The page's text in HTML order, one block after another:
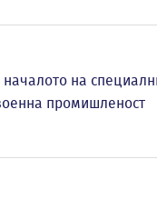
на
промишленост